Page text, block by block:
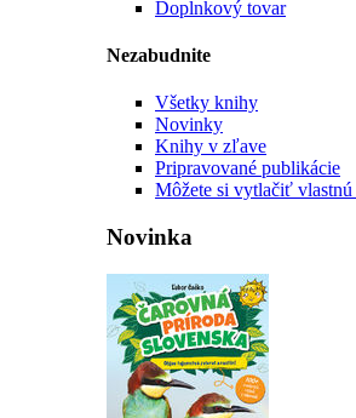
Doplnkový tovar
Nezabudnite
Všetky knihy
Novinky
Knihy v zľave
Pripravované publikácie
Môžete si vytlačiť
Novinka